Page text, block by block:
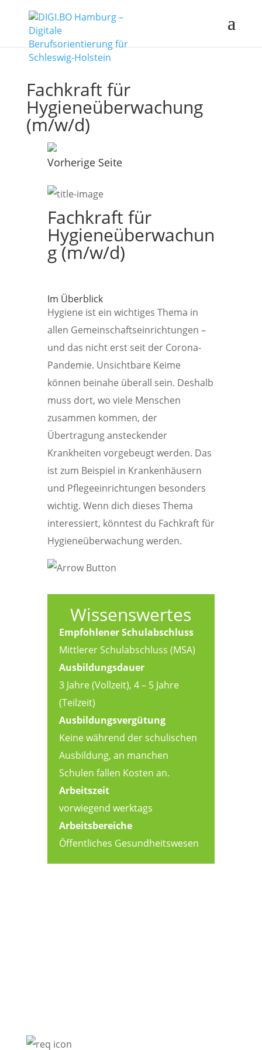
Fachkraft für
Hygieneüberwachung
(m/w/d)
Vorherige Seite
Fachkraft für
Hygieneüberwachun
g (m/w/d)
Im Überblick
Hygiene ist ein wichtiges Thema in
allen Gemeinschaftseinrichtungen –
und das nicht erst seit der Corona-
Pandemie. Unsichtbare Keime
können beinahe überall sein. Deshalb
muss dort, wo viele Menschen
zusammen kommen, der
Übertragung ansteckender
Krankheiten vorgebeugt werden. Das
ist zum Beispiel in Krankenhäusern
und Pflegeeinrichtungen besonders
wichtig. Wenn dich dieses Thema
interessiert, könntest du Fachkraft für
Hygieneüberwachung werden.
Wissenswertes
Empfohlener Schulabschluss
Mittlerer Schulabschluss (MSA)
Ausbildungsdauer
3 Jahre (Vollzeit), 4 – 5 Jahre
(Teilzeit)
Ausbildungsvergütung
Keine während der schulischen
Ausbildung, an manchen
Schulen fallen Kosten an.
Arbeitszeit
vorwiegend werktags
Arbeitsbereiche
Öffentliches Gesundheitswesen